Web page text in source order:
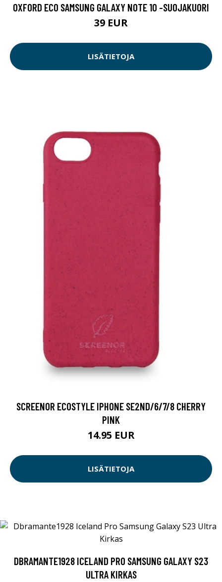
OXFORD ECO SAMSUNG GALAXY NOTE 10 -SUOJAKUORI
39 EUR
LISÄTIETOJA
SCREENOR ECOSTYLE IPHONE SE2ND/6/7/8 CHERRY
PINK
14.95 EUR
LISÄTIETOJA
DBRAMANTE1928 ICELAND PRO SAMSUNG GALAXY S23
ULTRA KIRKAS